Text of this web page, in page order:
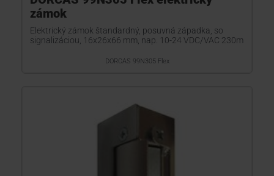
zámok
Elektrický zámok štandardný, posuvná západka, so
signalizáciou, 16x26x66 mm, nap. 10-24 VDC/VAC 230m
DORCAS 99N305 Flex